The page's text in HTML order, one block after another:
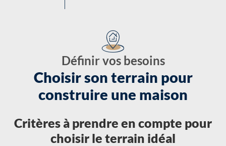
Définir vos besoins
Choisir son terrain pour
construire une maison
Critères à prendre en compte pour
choisir le terrain idéal